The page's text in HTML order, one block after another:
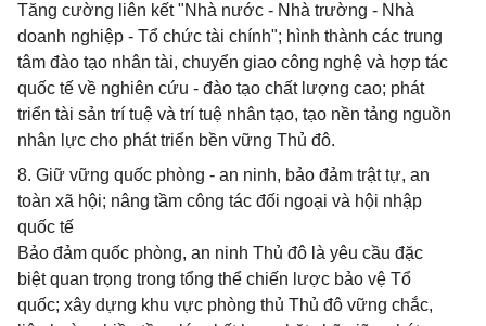
Tăng cường liên kết "Nhà nước - Nhà trường - Nhà
doanh nghiệp - Tổ chức tài chính"; hình thành các trung
tâm đào tạo nhân tài, chuyển giao công nghệ và hợp tác
quốc tế về nghiên cứu - đào tạo chất lượng cao; phát
triển tài sản trí tuệ và trí tuệ nhân tạo, tạo nền tảng nguồn
nhân lực cho phát triển bền vững Thủ đô.
8. Giữ vững quốc phòng - an ninh, bảo đảm trật tự, an
toàn xã hội; nâng tầm công tác đối ngoại và hội nhập
quốc tế
Bảo đảm quốc phòng, an ninh Thủ đô là yêu cầu đặc
biệt quan trọng trong tổng thể chiến lược bảo vệ Tổ
quốc; xây dựng khu vực phòng thủ Thủ đô vững chắc,